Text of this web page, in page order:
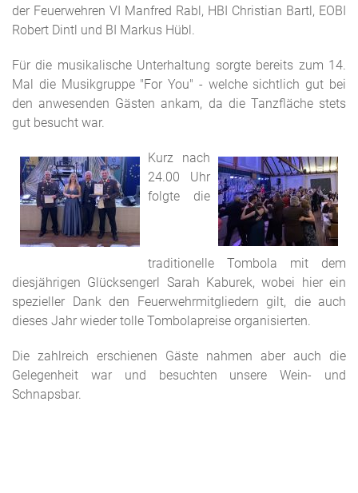
der Feuerwehren VI Manfred Rabl, HBI Christian Bartl, EOBI
Robert Dintl und BI Markus Hübl.
Für die musikalische Unterhaltung sorgte bereits zum 14.
Mal die Musikgruppe "For You" - welche sichtlich gut bei
den anwesenden Gästen ankam, da die Tanzfläche stets
gut besucht war.
Kurz nach
24.00 Uhr
folgte die
traditionelle Tombola mit dem
diesjährigen Glücksengerl Sarah Kaburek, wobei hier ein
spezieller Dank den Feuerwehrmitgliedern gilt, die auch
dieses Jahr wieder tolle Tombolapreise organisierten.
Die zahlreich erschienen Gäste nahmen aber auch die
Gelegenheit war und besuchten unsere Wein- und
Schnapsbar.